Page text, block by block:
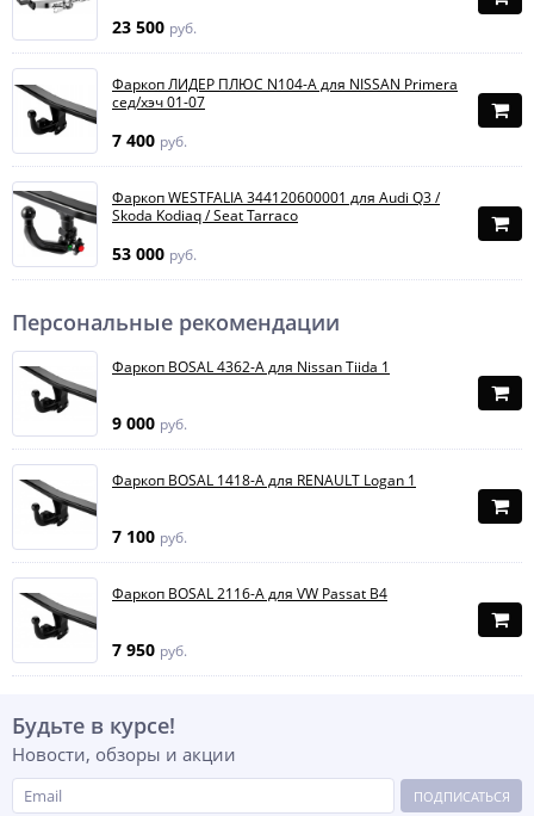
23 500 руб.
Фаркоп ЛИДЕР ПЛЮС N104-A для NISSAN Primera
сед/хэч 01-07
7 400 руб.
Фаркоп WESTFALIA 344120600001 для Audi Q3 /
Skoda Kodiaq / Seat Tarraco
53 000 руб.
Персональные рекомендации
Фаркоп BOSAL 4362-A для Nissan Tiida 1
9 000 руб.
Фаркоп BOSAL 1418-A для RENAULT Logan 1
7 100 руб.
Фаркоп BOSAL 2116-A для VW Passat B4
7 950 руб.
Будьте в курсе!
Новости, обзоры и акции
ПОДПИСАТЬСЯ